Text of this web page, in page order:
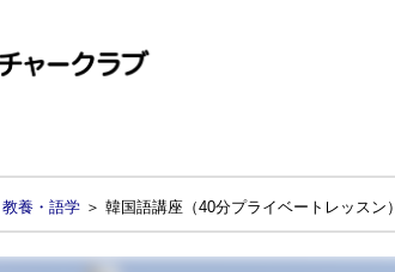
教養・語学 ＞ 韓国語講座（40分プライベートレッスン）